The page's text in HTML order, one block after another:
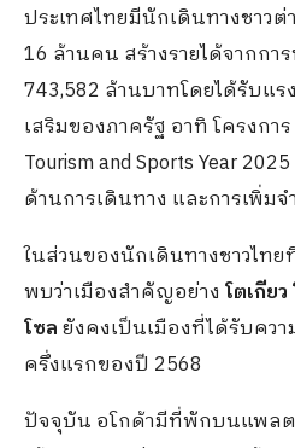
ประเทศไทยมีนักเดินทางชาวต่
16 ล้านคน สร้างรายได้จากกา
743,582 ล้านบาทโดยได้รับแ
เสริมของภาครัฐ อาทิ โครงการ
Tourism and Sports Year
ด้านการเดินทาง และการเพิ่ม
ในส่วนของนักเดินทางชาวไทย
พบว่าเมืองสำคัญอย่าง โตเกีย
โซลยังคงเป็นเมืองที่ได้รับคว
ครึ่งแรกของปี 2568
ปัจจุบัน อโกด้ามีที่พักบนแพลต